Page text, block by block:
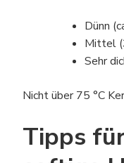
Dünn
Mittel
Sehr
Nicht über 75 °C
Tipps